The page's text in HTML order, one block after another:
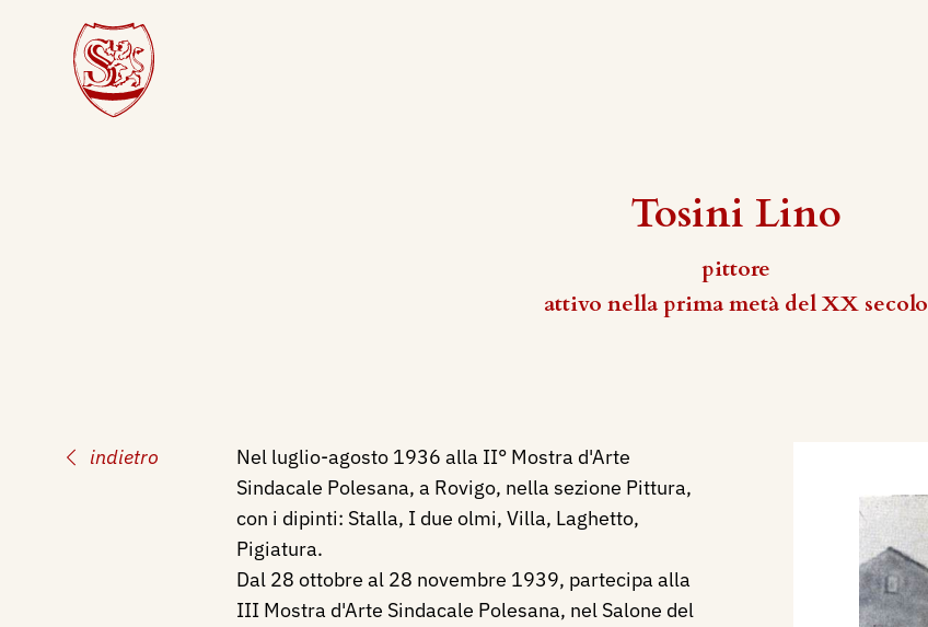
Tosini Lino
pittore
attivo nella prima metà del XX secolo
indietro
Nel luglio-agosto 1936 alla II° Mostra d'Arte
Sindacale Polesana, a Rovigo, nella sezione Pittura,
con i dipinti: Stalla, I due olmi, Villa, Laghetto,
Pigiatura.
Dal 28 ottobre al 28 novembre 1939, partecipa alla
III Mostra d'Arte Sindacale Polesana, nel Salone del